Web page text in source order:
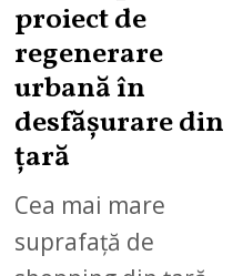
proiect de
regenerare
urbană în
desfășurare din
țară
Cea mai mare
suprafață de